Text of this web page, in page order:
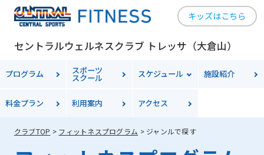
キッズはこちら
セントラルウェルネスクラブ トレッサ（大倉山）
プログラム スポーツ
スクール スケジュール 施設紹介
料金プラン 利用案内 アクセス
クラブTOP フィットネスプログラム ジャンルで探す